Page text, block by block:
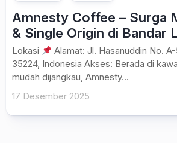
Amnesty Coffee – Surga
& Single Origin di Bandar
Lokasi
Alamat: Jl. Hasanuddin No.
35224, Indonesia Akses: Berada di
mudah dijangkau, Amnesty...
17 Desember 2025